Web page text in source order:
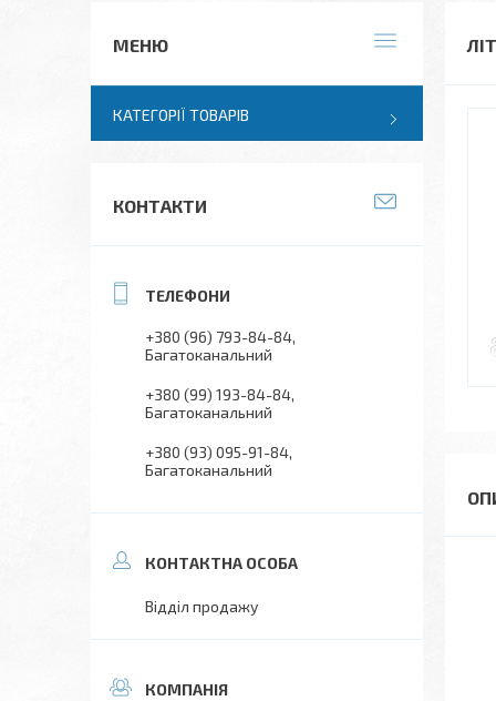
КАТЕГОРІЇ ТОВАРІВ
КОНТАКТИ
+380 (96) 793-84-84
Багатоканальний
+380 (99) 193-84-84
Багатоканальний
+380 (93) 095-91-84
Багатоканальний
Відділ продажу